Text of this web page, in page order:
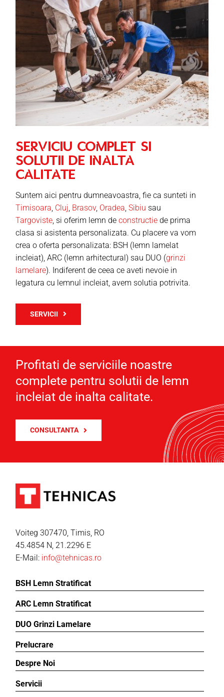
SERVICIU COMPLET SI
SOLUTII DE INALTA
CALITATE
Suntem aici pentru dumneavoastra, fie ca sunteti in
Timisoara Cluj Brasov, Oradea ,Sibiu sau
Targoviste , si oferim lemn deconstructie de prima
clasa si asistenta personalizata. Cu placere va vom
crea o oferta personalizata: BSH (lemn lamelat
incleiat), ARC (lemn arhitectural) sau DUO (grinzi
lamelare). Indiferent de ceea ce aveti nevoie in
legatura cu lemnul incleiat, avem solutia potrivita.
SERVICII
Profitati de serviciile noastre
complete pentru solutii de lemn
incleiat de inalta calitate.
CONSULTANTA
Voiteg 307470, Timis, RO
45.4854 N, 21.2296 E
E-Mail: info@tehnicas.ro
BSH Lemn Stratificat
ARC Lemn Stratificat
DUO Grinzi Lamelare
Prelucrare
Despre Noi
Servicii